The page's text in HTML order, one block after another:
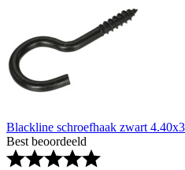
Blackline schroefhaak zwart
Best beoordeeld